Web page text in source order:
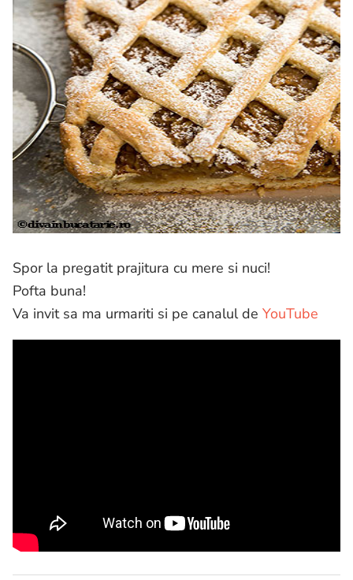
Spor la pregatit prajitura cu mere si nuci!
Pofta buna!
Va invit sa ma urmariti si pe canalul de YouTube